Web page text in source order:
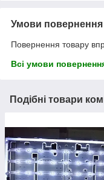
Умови повернення
Повернення товару
Всі умови
Подібні товари